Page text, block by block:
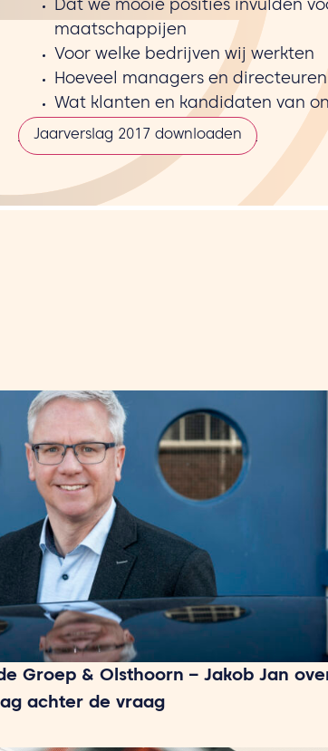
Dat we mooie posities invulden
maatschappijen
Voor welke bedrijven wij werkten
Hoeveel managers en
Wat klanten en kandidaten van
Jaarverslag 2017 downloaden
Groep & Olsthoorn – Jakob Jan
achter de vraag